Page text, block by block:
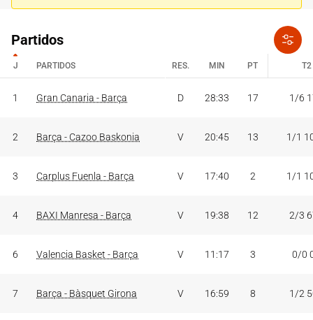
Partidos
J PARTIDOS RES. MIN PT T2
1 Gran Canaria - Barça D 28:33 17 1/6
2 Barça - Cazoo Baskonia V 20:45 13 1/1
3 Carplus Fuenla - Barça V 17:40 2 1/1
4 BAXI Manresa - Barça V 19:38 12 2/3
6 Valencia Basket - Barça V 11:17 3 0/0
7 Barça - Bàsquet Girona V 16:59 8 1/2